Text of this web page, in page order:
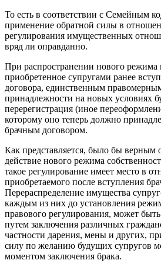
То есть в соответствии с Семейным
применение обратной силы в
регулирования имущественных
вряд ли оправданно.
При распространении нового режима
приобретенное супругами ранее
договора, единственным
принадлежности на новых условиях
перерегистрация (иное
которому оно теперь должно
брачным договором.
Как представляется, было бы верным
действие нового режима
такое регулирование имеет место в
приобретаемого после вступления
Перераспределение имущества
каждым из них до установления
правового регулирования, может
путем заключения различных
частности дарения, мены и других,
силу по желанию будущих супругов
моментом заключения брака.